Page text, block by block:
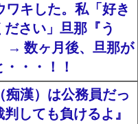
キした。私「好き
さい」旦那『う
→ 数ヶ月後、旦那が
・・！！
漢）は公務員だっ
しても負けるよ』